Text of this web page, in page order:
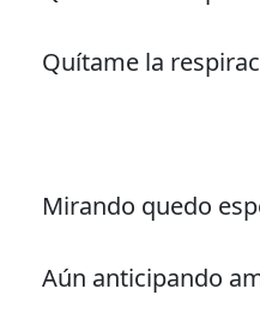
Quítame la
Mirando quedo
Aún anticipando